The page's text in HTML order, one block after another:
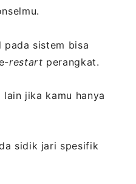
pada sistem bisa
restart perangkat.
lain jika kamu hanya
sidik jari spesifik